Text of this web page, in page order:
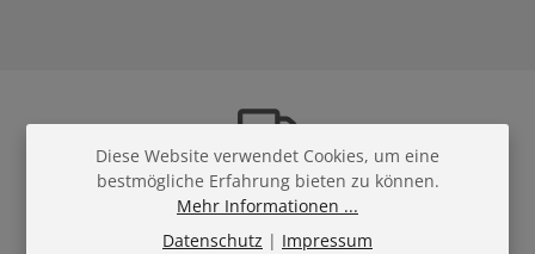
Versandkostenfrei in
Österreich ab 60 €
Diese Website verwendet Cookies, um eine
bestmögliche Erfahrung bieten zu können.
Mehr Informationen ...
Datenschutz | Impressum